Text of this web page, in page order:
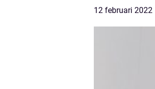
12 februari 2022